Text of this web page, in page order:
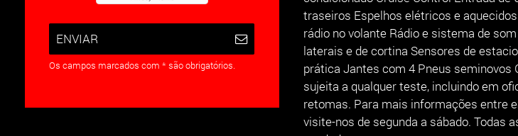
ENVIAR
Os campos marcados com * são obrigatórios.
traseiros Espelhos elétricos e
rádio no volante Rádio e sistema de
laterais e de cortina Sensores de
prática Jantes com 4 Pneus seminovos
sujeita a qualquer teste, incluindo em
retomas. Para mais informações entre
visite-nos de segunda a sábado. Todas